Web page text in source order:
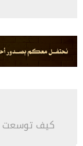
كيف توسعت